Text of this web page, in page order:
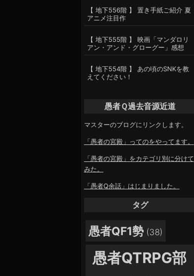
【 地下556階 】 置き手紙ご紹介 夏
アニメ注目作
【 地下555階 】 映画「マンダロリ
アン・アンド・グローグー」感想
【 地下554階 】 あの頃のSNKを教
えてください！
愚者Ｑ過去音源近道
マスターのブログにリンクします。
「愚者の宮殿」ってのをやってます。
「愚者の宮殿」をカテゴリ別に分けて
みた。
「愚者Q余話」はじまりました。
タグ
愚者QF1勢 (38)
愚者QTRPG部